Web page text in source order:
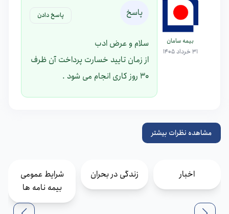
بیمه سامان
31 خرداد 1405
پاسخ پاسخ دادن
سلام و عرض ادب
از زمان تایید خسارت پرداخت آن ظرف
30 روز کاری انجام می شود .
مشاهده نظرات بیشتر
اخبار زندگی در بحران
شرایط عمومی
بیمه نامه ها